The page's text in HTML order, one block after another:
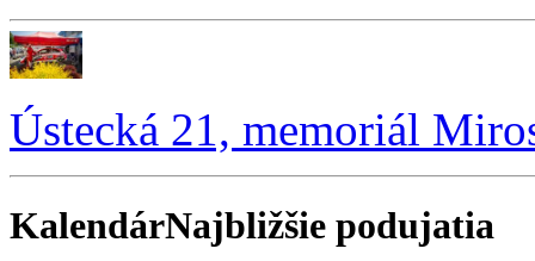
Ústecká 21, memoriál
KalendárNajbližšie podujatia